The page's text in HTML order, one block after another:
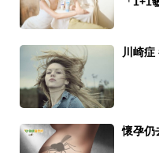
川崎症
懷孕